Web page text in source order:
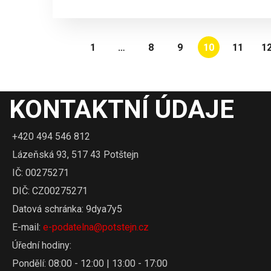
1 … 8 9 10 11
KONTAKTNÍ ÚDAJE
+420 494 546 812
Lázeňská 93, 517 43 Potštejn
IČ: 00275271
DIČ: CZ00275271
Datová schránka: 9dya7y5
E-mail: e-podatelna@potstejn.cz
Úřední hodiny:
Pondělí: 08:00 - 12:00 | 13:00 - 17:00